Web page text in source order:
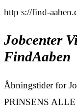
http s://find-
Jobcenter
FindAaben
Åbningstider for
PRINSENS